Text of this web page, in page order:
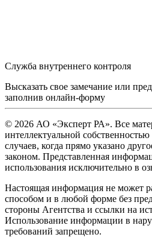
Служба внутреннего контроля
Высказать свое замечание или
заполнив онлайн-форму
© 2026 АО «Эксперт РА». Все
интеллектуальной
случаев, когда прямо указано
законом. Представленная
использования исключительно в
Настоящая информация не может
способом и в любой форме без
стороны Агентства и ссылки на
Использование информации в
требований запрещено.